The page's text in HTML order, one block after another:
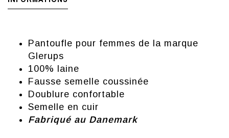
Pantoufle pour femmes de la marque
Glerups
100% laine
Fausse semelle coussinée
Doublure confortable
Semelle en cuir
Fabriqué au Danemark